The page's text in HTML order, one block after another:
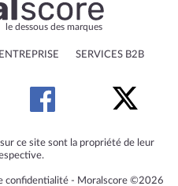
le dessous des marques
SERVICES B2B
ce site sont la propriété de leur
confidentialité‐ Moralscore ©2026